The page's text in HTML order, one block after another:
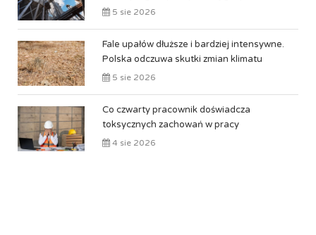
5 sie 2026
Fale upałów dłuższe i bardziej intensywne.
Polska odczuwa skutki zmian klimatu
5 sie 2026
Co czwarty pracownik doświadcza
toksycznych zachowań w pracy
4 sie 2026